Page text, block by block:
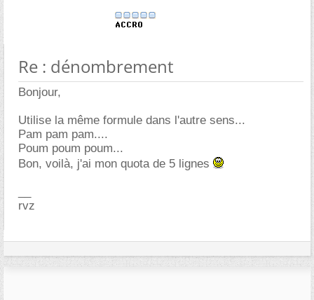
Re : dénombrement
Bonjour,
Utilise la même formule dans l'autre sens...
Pam pam pam....
Poum poum poum...
Bon, voilà, j'ai mon quota de 5 lignes
rvz